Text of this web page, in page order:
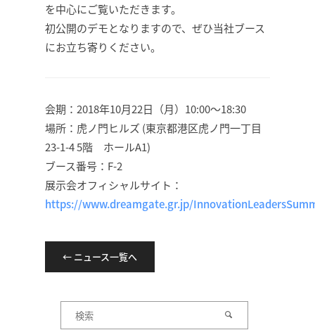
を中心にご覧いただきます。
初公開のデモとなりますので、ぜひ当社ブース
にお立ち寄りください。
会期：2018年10月22日（月）10:00～18:30
場所：虎ノ門ヒルズ (東京都港区虎ノ門一丁目
23-1-4 5階 ホールA1)
ブース番号：F-2
展示会オフィシャルサイト：
https://www.dreamgate.gr.jp/
← ニュース一覧へ